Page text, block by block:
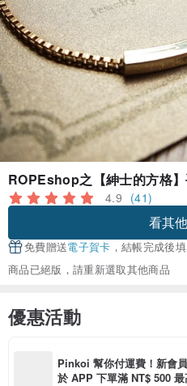
ROPEshop之【紳士的方格】
4.9 (41)
看其
免費贈送電子賀卡 ，結帳完成後
商品已絕版，請重新選取其他商品
優惠活動
Pinkoi 幫你付運費！新會
於 APP 下單滿 NT$ 500 最